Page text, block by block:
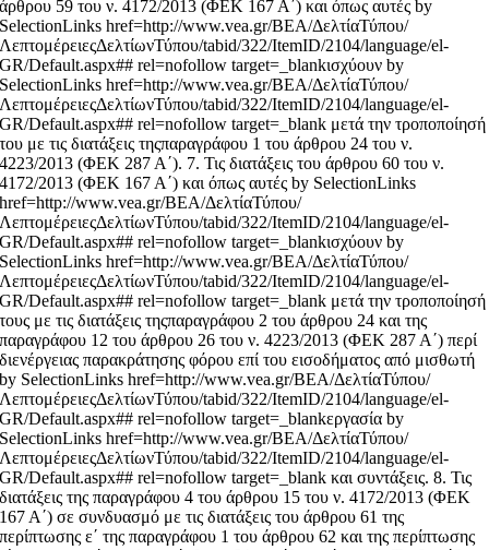
άρθρου 59 του ν. 4172/2013 (ΦΕΚ 167 Α΄) και όπως αυτές by
SelectionLinks href=http://www.vea.gr/ΒΕΑ/ΔελτίαΤύπου/
ΛεπτομέρειεςΔελτίωνΤύπου/tabid/322/ItemID/2104/language/el-
GR/Default.aspx## rel=nofollow target=_blankισχύουν by
SelectionLinks href=http://www.vea.gr/ΒΕΑ/ΔελτίαΤύπου/
ΛεπτομέρειεςΔελτίωνΤύπου/tabid/322/ItemID/2104/language/el-
GR/Default.aspx## rel=nofollow target=_blank μετά την τροποποίησή
του με τις διατάξεις τηςπαραγράφου 1 του άρθρου 24 του ν.
4223/2013 (ΦΕΚ 287 Α΄). 7. Τις διατάξεις του άρθρου 60 του ν.
4172/2013 (ΦΕΚ 167 Α΄) και όπως αυτές by SelectionLinks
href=http://www.vea.gr/ΒΕΑ/ΔελτίαΤύπου/
ΛεπτομέρειεςΔελτίωνΤύπου/tabid/322/ItemID/2104/language/el-
GR/Default.aspx## rel=nofollow target=_blankισχύουν by
SelectionLinks href=http://www.vea.gr/ΒΕΑ/ΔελτίαΤύπου/
ΛεπτομέρειεςΔελτίωνΤύπου/tabid/322/ItemID/2104/language/el-
GR/Default.aspx## rel=nofollow target=_blank μετά την τροποποίησή
τους με τις διατάξεις τηςπαραγράφου 2 του άρθρου 24 και της
παραγράφου 12 του άρθρου 26 του ν. 4223/2013 (ΦΕΚ 287 Α΄) περί
διενέργειας παρακράτησης φόρου επί του εισοδήματος από μισθωτή
by SelectionLinks href=http://www.vea.gr/ΒΕΑ/ΔελτίαΤύπου/
ΛεπτομέρειεςΔελτίωνΤύπου/tabid/322/ItemID/2104/language/el-
GR/Default.aspx## rel=nofollow target=_blankεργασία by
SelectionLinks href=http://www.vea.gr/ΒΕΑ/ΔελτίαΤύπου/
ΛεπτομέρειεςΔελτίωνΤύπου/tabid/322/ItemID/2104/language/el-
GR/Default.aspx## rel=nofollow target=_blank και συντάξεις. 8. Τις
διατάξεις της παραγράφου 4 του άρθρου 15 του ν. 4172/2013 (ΦΕΚ
167 Α΄) σε συνδυασμό με τις διατάξεις του άρθρου 61 της
περίπτωσης ε΄ της παραγράφου 1 του άρθρου 62 και της περίπτωσης